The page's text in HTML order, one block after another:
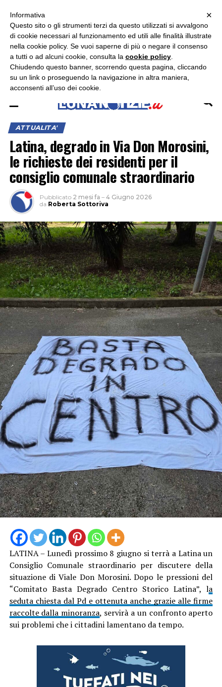
ASCOLTA RADIO LUNA
ATTUALITA'
Latina, degrado in Via Don Morosini,
le richieste dei residenti per il
consiglio comunale straordinario
Pubblicato 2 mesi fa – 4 Giugno 2026
da Roberta Sottoriva
LATINA – Lunedì prossimo 8 giugno si terrà a Latina un
Consiglio Comunale straordinario per discutere della
situazione di Viale Don Morosini. Dopo le pressioni del
“Comitato Basta Degrado Centro Storico Latina”, la
seduta chiesta dal Pd e ottenuta anche grazie alle firme
raccolte dalla minoranza, servirà a un confronto aperto
sui problemi che i cittadini lamentano da tempo.
×
×
Informativa
Questo sito o gli strumenti terzi da questo utilizzati si avvalgono
di cookie necessari al funzionamento ed utili alle finalità illustrate
nella cookie policy. Se vuoi saperne di più o negare il consenso
a tutti o ad alcuni cookie, consulta la cookie policy
Chiudendo questo banner, scorrendo questa pagina, cliccando
su un link o proseguendo la navigazione in altra maniera,
acconsenti all’uso dei cookie.